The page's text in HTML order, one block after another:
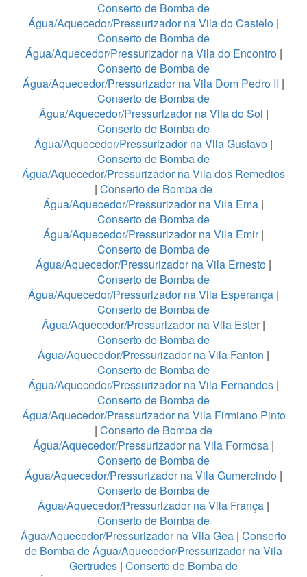
Conserto de Bomba de
Água/Aquecedor/Pressurizador na Vila do Castelo |
Conserto de Bomba de
Água/Aquecedor/Pressurizador na Vila do Encontro|
Conserto de Bomba de
Água/Aquecedor/Pressurizador na Vila Dom Pedro II |
Conserto de Bomba de
Água/Aquecedor/Pressurizador na Vila do Sol |
Conserto de Bomba de
Água/Aquecedor/Pressurizador na Vila Gustavo |
Conserto de Bomba de
Água/Aquecedor/Pressurizador na Vila dos Remedios
| Conserto de Bomba de
Água/Aquecedor/Pressurizador na Vila Ema |
Conserto de Bomba de
Água/Aquecedor/Pressurizador na Vila Emir|
Conserto de Bomba de
Água/Aquecedor/Pressurizador na Vila Ernesto |
Conserto de Bomba de
Água/Aquecedor/Pressurizador na Vila Esperança |
Conserto de Bomba de
Água/Aquecedor/Pressurizador na Vila Ester|
Conserto de Bomba de
Água/Aquecedor/Pressurizador na Vila Fanton |
Conserto de Bomba de
Água/Aquecedor/Pressurizador na Vila Fernandes |
Conserto de Bomba de
Água/Aquecedor/Pressurizador na Vila Firmiano Pinto
| Conserto de Bomba de
Água/Aquecedor/Pressurizador na Vila Formosa |
Conserto de Bomba de
Água/Aquecedor/Pressurizador na Vila Gumercindo |
Conserto de Bomba de
Água/Aquecedor/Pressurizador na Vila França |
Conserto de Bomba de
Água/Aquecedor/Pressurizador na Vila Gea | Conserto
de Bomba de Água/Aquecedor/Pressurizador na Vila
Gertrudes | Conserto de Bomba de